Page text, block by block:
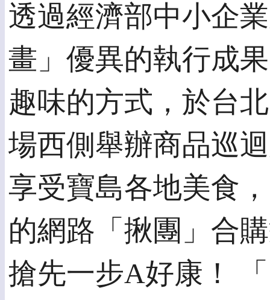
透過經濟部中小企
畫」優異的執行成
趣味的方式，於台
場西側舉辦商品巡
享受寶島各地美食
的網路「揪團」合
搶先一步A好康！